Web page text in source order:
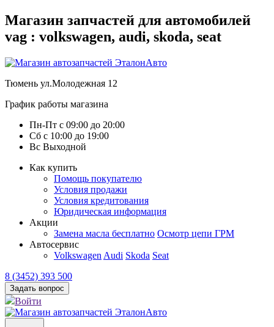
Магазин запчастей для автомобилей
vag : volkswagen, audi, skoda, seat
Тюмень ул.Молодежная 12
График работы магазина
Пн-Пт с 09:00 до 20:00
Сб с 10:00 до 19:00
Вс Выходной
Как купить
Помощь покупателю
Условия продажи
Условия кредитования
Юридическая информация
Акции
Замена масла бесплатно Осмотр цепи ГРМ
Автосервис
Volkswagen Audi Skoda Seat
8 (3452) 393 500
Задать вопрос
Войти